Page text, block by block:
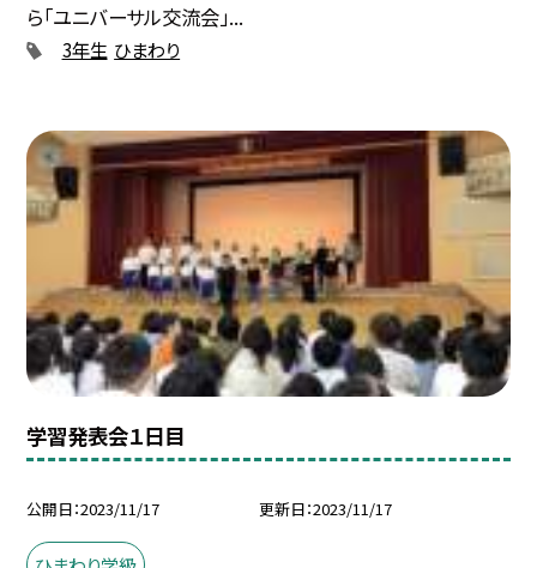
ら「ユニバーサル交流会」...
3年生 ひまわり
学習発表会１日目
公開日 2023/11/17 更新日 2023/11/17